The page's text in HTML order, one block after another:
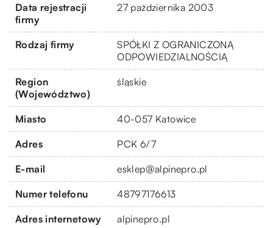
Data rejestracji
firmy
27 października 2003
Rodzaj firmy
SPÓŁKI Z OGRANICZONĄ
ODPOWIEDZIALNOŚCIĄ
Region
(Województwo)
śląskie
Miasto 40-057 Katowice
Adres PCK 6/7
E-mail esklep@alpinepro.pl
Numer telefonu 48797176613
Adres internetowy alpinepro.pl